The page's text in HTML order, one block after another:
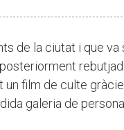
de la ciutat i que
film de culte
galeria de